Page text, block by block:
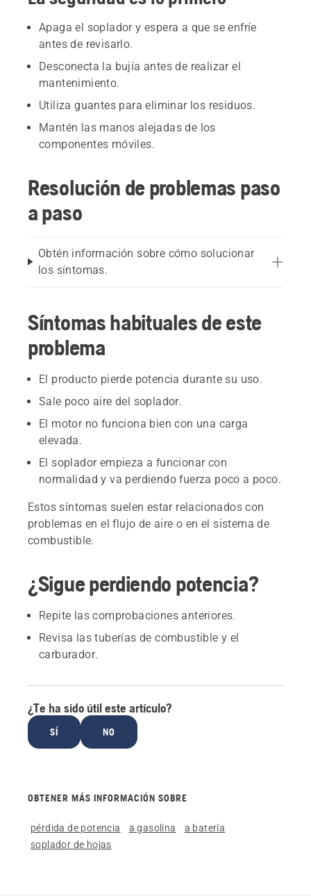
Apaga el soplador y espera a que se enfríe
antes de revisarlo.
Desconecta la bujía antes de realizar el
mantenimiento.
Utiliza guantes para eliminar los residuos.
Mantén las manos alejadas de los
componentes móviles.
Resolución de problemas paso
a paso
Obtén información sobre cómo solucionar
los síntomas.
Síntomas habituales de este
problema
El producto pierde potencia durante su uso.
Sale poco aire del soplador.
El motor no funciona bien con una carga
elevada.
El soplador empieza a funcionar con
normalidad y va perdiendo fuerza poco a poco.
Estos síntomas suelen estar relacionados con
problemas en el flujo de aire o en el sistema de
combustible.
¿Sigue perdiendo potencia?
Repite las comprobaciones anteriores.
Revisa las tuberías de combustible y el
carburador.
¿Te ha sido útil este artículo?
SÍ NO
OBTENER MÁS INFORMACIÓN SOBRE
pérdida de potencia a gasolina
a batería
soplador de hojas